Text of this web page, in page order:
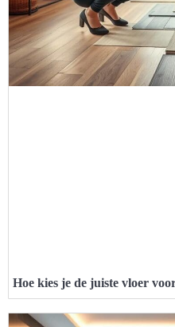
Hoe kies je de juiste vloer